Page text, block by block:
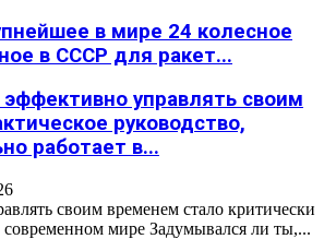
в мире 24 колесное
в СССР для ракет...
эффективно управлять своим
руководство,
работает в...
своим временем стало критически
мире Задумывался ли ты,...